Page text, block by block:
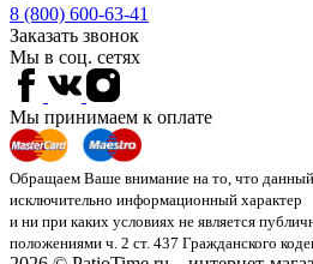
8 (800) 600-63-41
Заказать звонок
Мы в соц. сетях
Мы принимаем к оплате
Обращаем Ваше внимание на то, что данный
исключительно информационный характер
и ни при каких условиях не является
положениями ч. 2 ст. 437 Гражданского